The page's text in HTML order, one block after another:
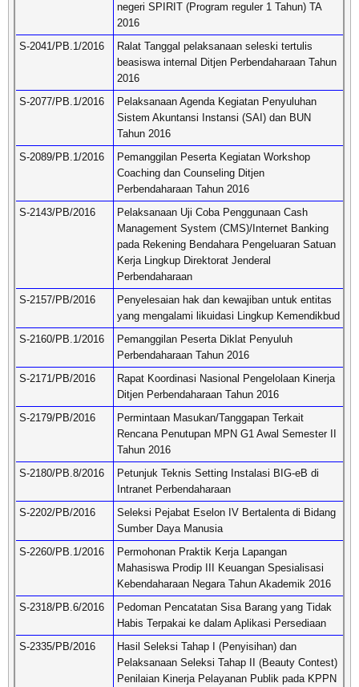
negeri SPIRIT (Program reguler 1 Tahun) TA
2016
S-2041/PB.1/2016
Ralat Tanggal pelaksanaan seleski tertulis
beasiswa internal Ditjen Perbendaharaan Tahun
2016
S-2077/PB.1/2016
Pelaksanaan Agenda Kegiatan Penyuluhan
Sistem Akuntansi Instansi (SAI) dan BUN
Tahun 2016
S-2089/PB.1/2016
Pemanggilan Peserta Kegiatan Workshop
Coaching dan Counseling Ditjen
Perbendaharaan Tahun 2016
S-2143/PB/2016
Pelaksanaan Uji Coba Penggunaan Cash
Management System (CMS)/Internet Banking
pada Rekening Bendahara Pengeluaran Satuan
Kerja Lingkup Direktorat Jenderal
Perbendaharaan
S-2157/PB/2016
Penyelesaian hak dan kewajiban untuk entitas
yang mengalami likuidasi Lingkup Kemendikbud
S-2160/PB.1/2016
Pemanggilan Peserta Diklat Penyuluh
Perbendaharaan Tahun 2016
S-2171/PB/2016
Rapat Koordinasi Nasional Pengelolaan Kinerja
Ditjen Perbendaharaan Tahun 2016
S-2179/PB/2016
Permintaan Masukan/Tanggapan Terkait
Rencana Penutupan MPN G1 Awal Semester II
Tahun 2016
S-2180/PB.8/2016
Petunjuk Teknis Setting Instalasi BIG-eB di
Intranet Perbendaharaan
S-2202/PB/2016
Seleksi Pejabat Eselon IV Bertalenta di Bidang
Sumber Daya Manusia
S-2260/PB.1/2016
Permohonan Praktik Kerja Lapangan
Mahasiswa Prodip III Keuangan Spesialisasi
Kebendaharaan Negara Tahun Akademik 2016
S-2318/PB.6/2016
Pedoman Pencatatan Sisa Barang yang Tidak
Habis Terpakai ke dalam Aplikasi Persediaan
S-2335/PB/2016
Hasil Seleksi Tahap I (Penyisihan) dan
Pelaksanaan Seleksi Tahap II (Beauty Contest)
Penilaian Kinerja Pelayanan Publik pada KPPN